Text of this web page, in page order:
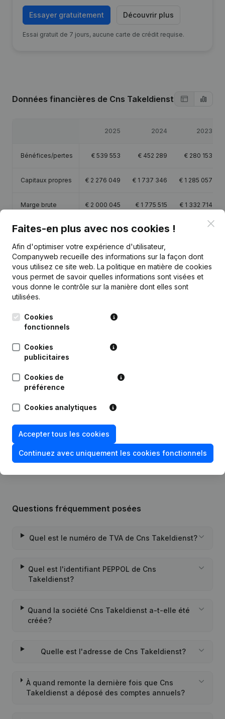
Essayer gratuitement Découvrir plus
Essai gratuit de 7 jours, aucune carte de crédit requise.
Données financières de Cns Takeldienst
2025 2024 2023
Bénéfices/pertes € 539 553 € 452 289 € 280 153
Capitaux propres € 2 276 049 € 1 737 346 € 1 285 057
Marge brute € 2 000 045 € 1 775 515 € 1 332 714
Personnel 10,4 8,5 9,7
Publicationsde Cns Takeldienst
Date Publication
19-01-2024 Modification(s) Statuts
Modifications, …)
Rubrique Constitution (Nouvelle
Personne Morale, Ouverture
Succursale, etc...) (NL)
Questions fréquemment posées
Quel est le numéro de TVA de Cns Takeldienst?
Quel est l'identifiant PEPPOL de Cns
Takeldienst?
Quand la société Cns Takeldienst a-t-elle été
créée?
Quelle est l'adresse de Cns Takeldienst?
À quand remonte la dernière fois que Cns
Takeldienst a déposé des comptes annuels?
Faites-en plus avec nos cookies !
Afin d'optimiser votre expérience d'utilisateur,
Companyweb recueille des informations sur la façon dont
vous utilisez ce site web. La politique en matière de cookies
vous permet de savoir quelles informations sont visées et
vous donne le contrôle sur la manière dont elles sont
utilisées.
Cookies
fonctionnels
Cookies
publicitaires
Cookies de
préférence
Cookies analytiques
Accepter tous les cookies
Continuez avec uniquement les cookies fonctionnels